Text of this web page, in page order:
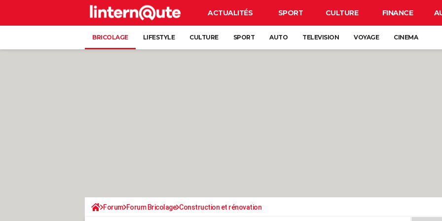
ACTUALITÉS SPORT CULTURE FINANCE
BRICOLAGE LIFESTYLE CULTURE SPORT AUTO TELEVISION VOYAGE CINEMA
Forum Forum Bricolage Construction et rénovation